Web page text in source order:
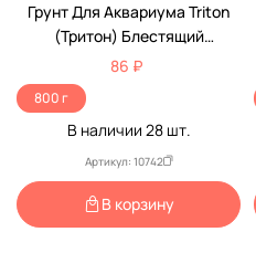
Грунт Для Аквариума Triton
(Тритон) Блестящий
Оранжевый 800г
86 ₽
800 г
В наличии 28шт.
Артикул: 10742
В корзину